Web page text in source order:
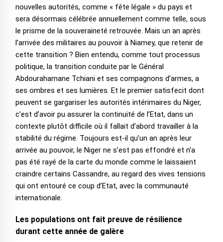
nouvelles autorités, comme « fête légale » du pays et
sera désormais célébrée annuellement comme telle, sous
le prisme de la souveraineté retrouvée. Mais un an après
l’arrivée des militaires au pouvoir à Niamey, que retenir de
cette transition ? Bien entendu, comme tout processus
politique, la transition conduite par le Général
Abdourahamane Tchiani et ses compagnons d’armes, a
ses ombres et ses lumières. Et le premier satisfecit dont
peuvent se gargariser les autorités intérimaires du Niger,
c’est d’avoir pu assurer la continuité de l’Etat, dans un
contexte plutôt difficile où il fallait d’abord travailler à la
stabilité du régime. Toujours est-il qu’un an après leur
arrivée au pouvoir, le Niger ne s’est pas effondré et n’a
pas été rayé de la carte du monde comme le laissaient
craindre certains Cassandre, au regard des vives tensions
qui ont entouré ce coup d’Etat, avec la communauté
internationale.
Les populations ont fait preuve de résilience
durant cette année de galère